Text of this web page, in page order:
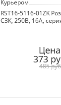
Курьером
RST16-5116-01ZK
СЗК, 250В, 16А,
373
485